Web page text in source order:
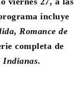
incluye
, Romance de
completa de
Indianas.